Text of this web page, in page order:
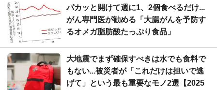
パカッと開けて週に1、2個食べるだけ...
がん専門医が勧める「大腸がんを予防す
るオメガ脂肪酸たっぷり食品」
大地震でまず確保すべきは水でも食料で
もない...被災者が「これだけは担いで逃
げて」という最も重要なモノ2選【2025